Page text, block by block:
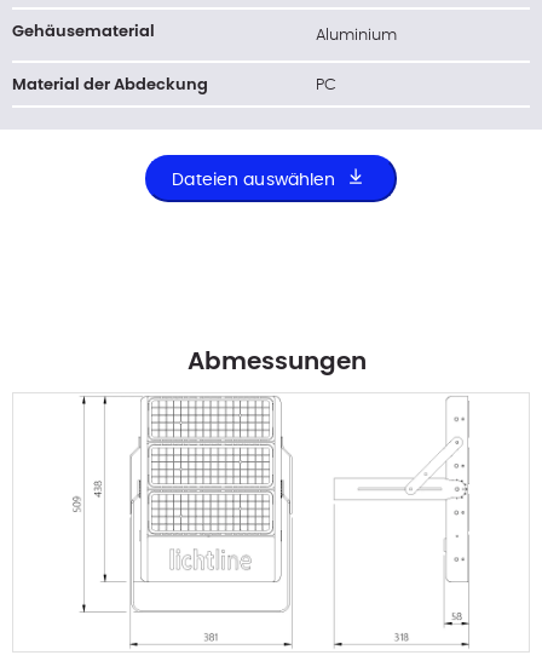
Gehäusematerial Aluminium
Material der Abdeckung PC
Dateien auswählen
Abmessungen